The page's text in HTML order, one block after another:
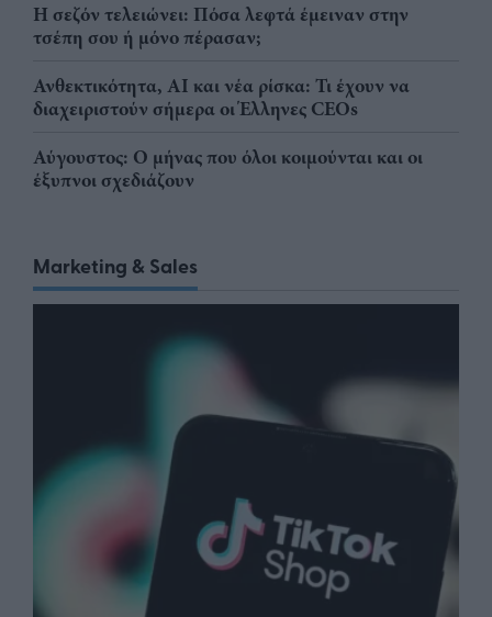
Η σεζόν τελειώνει: Πόσα λεφτά έμειναν στην
τσέπη σου ή μόνο πέρασαν;
Ανθεκτικότητα, AI και νέα ρίσκα: Τι έχουν να
διαχειριστούν σήμερα οι Έλληνες CEOs
Αύγουστος: Ο μήνας που όλοι κοιμούνται και οι
έξυπνοι σχεδιάζουν
Marketing & Sales